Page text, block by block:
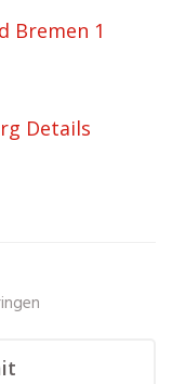
Bremen 1
Details